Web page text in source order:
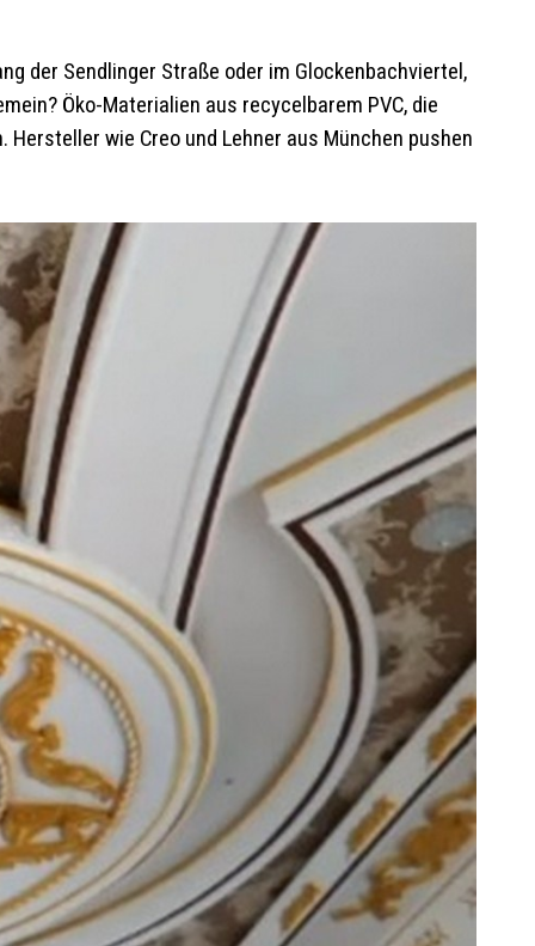
der Sendlinger Straße oder im Glockenbachviertel,
Öko-Materialien aus recycelbarem PVC, die
wie Creo und Lehner aus München pushen